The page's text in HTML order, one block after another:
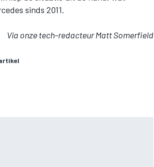
sinds 2011.
Via onze tech-redacteur Matt Somerfield